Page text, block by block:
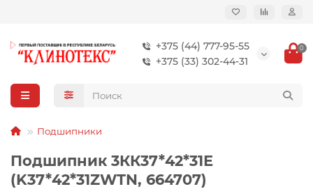
+375 (44) 777-95-55
+375 (33) 302-44-31
0
Подшипники
Подшипник 3КК37*42*31Е
(K37*42*31ZWTN, 664707)